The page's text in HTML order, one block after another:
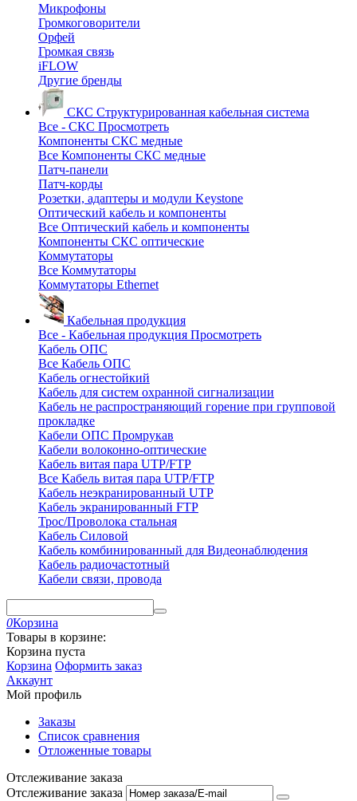
Микрофоны
Громкоговорители
Орфей
Громкая связь
iFLOW
Другие бренды
СКС Структурированная кабельная система
Все - СКС Просмотреть
Компоненты СКС медные
Все Компоненты СКС медные
Патч-панели
Патч-корды
Розетки, адаптеры и модули Keystone
Оптический кабель и компоненты
Все Оптический кабель и компоненты
Компоненты СКС оптические
Коммутаторы
Все Коммутаторы
Коммутаторы Ethernet
Кабельная продукция
Все - Кабельная продукция Просмотреть
Кабель ОПС
Все Кабель ОПС
Кабель огнестойкий
Кабель для систем охранной сигнализации
Кабель не распространяющий горение при групповой
прокладке
Кабели ОПС Промрукав
Кабели волоконно-оптические
Кабель витая пара UTP/FTP
Все Кабель витая пара UTP/FTP
Кабель неэкранированный UTP
Кабель экранированный FTP
Трос/Проволока стальная
Кабель Силовой
Кабель комбинированный для Видеонаблюдения
Кабель радиочастотный
Кабели связи, провода
0Корзина
Товары в корзине:
Корзина пуста
Корзина Оформить заказ
Аккаунт
Мой профиль
Заказы
Список сравнения
Отложенные товары
Отслеживание заказа
Отслеживание заказа